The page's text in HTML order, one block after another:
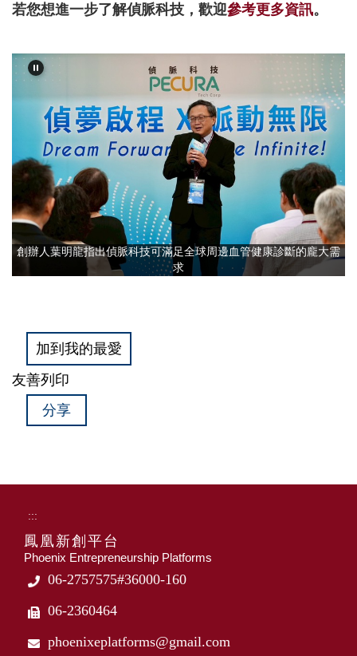
若您想進一步了解偵脈科技，歡迎參考更多資訊。
創辦人葉明龍指出偵脈科技可滿足全球周邊血管健康診斷的龐大需
求
加到我的最愛
友善列印
分享
:::
鳳凰新創平台
Phoenix Entrepreneurship Platforms
06-2757575#36000-160
06-2360464
phoenixeplatforms@gmail.com